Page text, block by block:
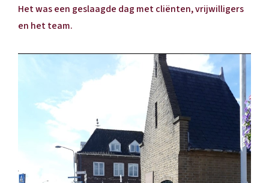
Het was een geslaagde dag met cliënten, vrijwilligers
en het team.